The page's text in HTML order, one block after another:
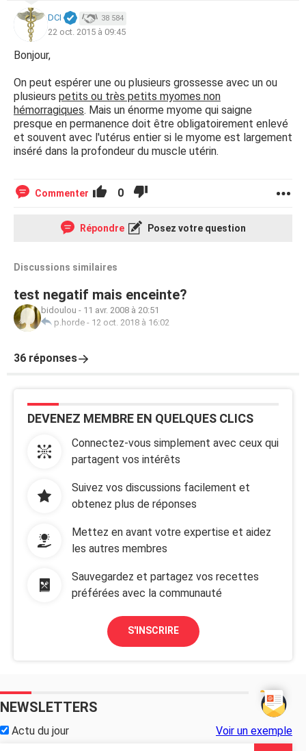
DCI 38 584
22 oct. 2015 à 09:45
Bonjour,
On peut espérer une ou plusieurs grossesse avec un ou
plusieurs petits ou très petits myomes non
hémorragiques. Mais un énorme myome qui saigne
presque en permanence doit être obligatoirement enlevé
et souvent avec l'utérus entier si le myome est largement
inséré dans la profondeur du muscle utérin.
Commenter 0
Répondre Posez votre question
Discussions similaires
test negatif mais enceinte?
bidoulou - 11 avr. 2008 à 20:51
p.horde - 12 oct. 2018 à 16:02
36 réponses
DEVENEZ MEMBRE EN QUELQUES CLICS
Connectez-vous simplement avec ceux qui
partagent vos intérêts
Suivez vos discussions facilement et
obtenez plus de réponses
Mettez en avant votre expertise et aidez
les autres membres
Sauvegardez et partagez vos recettes
préférées avec la communauté
S'INSCRIRE
NEWSLETTERS
Actu du jour Voir un exemple